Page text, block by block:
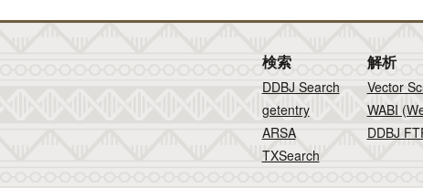
検索
DDBJ Search
getentry
ARSA
TXSearch
解析
Vector
WABI
DDBJ